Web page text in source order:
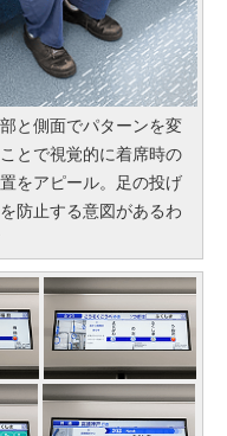
と側面でパターンを変
とで視覚的に着席時の
をアピール。足の投げ
防止する意図があるわ